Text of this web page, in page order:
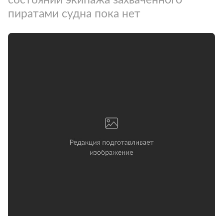
пиратами судна пока нет